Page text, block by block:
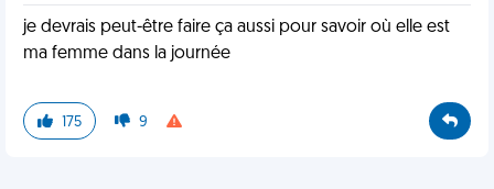
je devrais peut-être faire ça aussi pour savoir où elle est
ma femme dans la journée
175 9